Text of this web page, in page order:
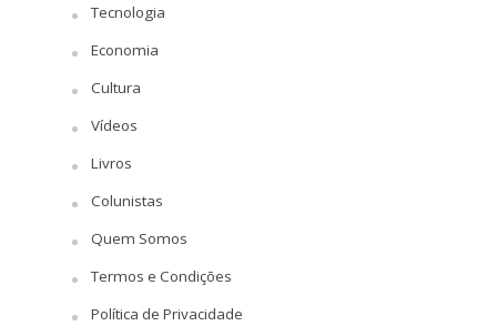
Tecnologia
Economia
Cultura
Vídeos
Livros
Colunistas
Quem Somos
Termos e Condições
Política de Privacidade